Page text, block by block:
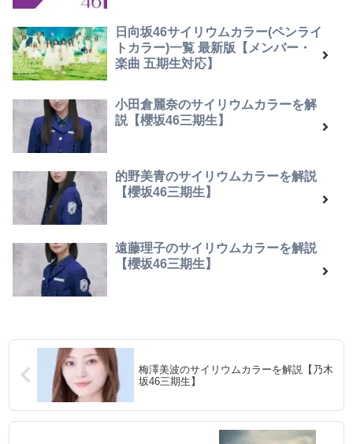
日向坂46サイリウムカラー(ペンライ
トカラー)一覧 最新版【メンバー・
楽曲 五期生対応】
小田倉麗奈のサイリウムカラーを解
説【櫻坂46三期生】
的野美青のサイリウムカラーを解説
【櫻坂46三期生】
遠藤理子のサイリウムカラーを解説
【櫻坂46三期生】
梅澤美波のサイリウムカラーを解説【乃木
坂46三期生】